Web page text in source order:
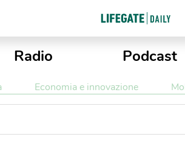
Radio Podcast
Economia e innovazione